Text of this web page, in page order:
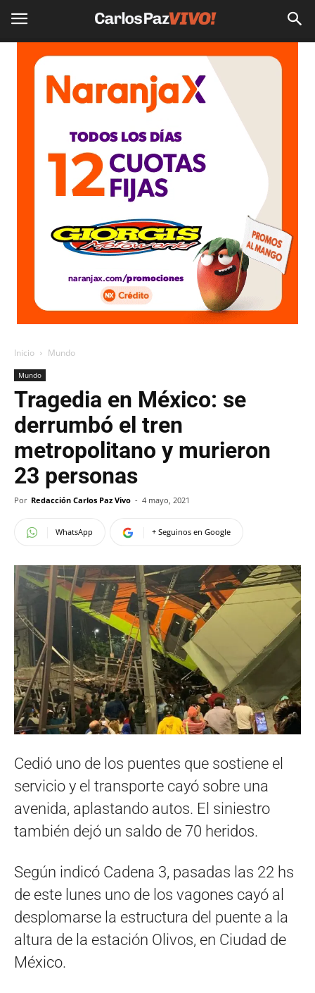
Inicio Mundo
Mundo
Tragedia en México: se
derrumbó el tren
metropolitano y murieron
23 personas
Por Redacción Carlos Paz Vivo - 4 mayo, 2021
WhatsApp + Seguinos en Google
Cedió uno de los puentes que sostiene el
servicio y el transporte cayó sobre una
avenida, aplastando autos. El siniestro
también dejó un saldo de 70 heridos.
Según indicó Cadena 3, pasadas las 22 hs
de este lunes uno de los vagones cayó al
desplomarse la estructura del puente a la
altura de la estación Olivos, en Ciudad de
México.